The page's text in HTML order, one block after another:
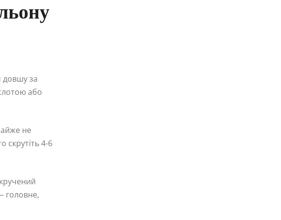
довшу за
або
не
скрутіть 4-6
головне,